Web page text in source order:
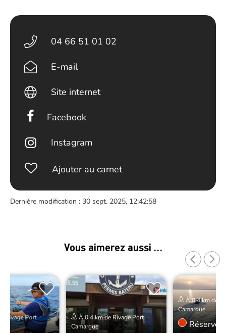
04 66 51 01 02
E-mail
Site internet
Facebook
Instagram
Ajouter au carnet
Dernière modification : 30 sept. 2025, 12:42:58
Vous aimerez aussi …
Rivage Port
À 0.4 km de Rivage Port
Camargue
À 0.4 km de
Camargue
Réserver